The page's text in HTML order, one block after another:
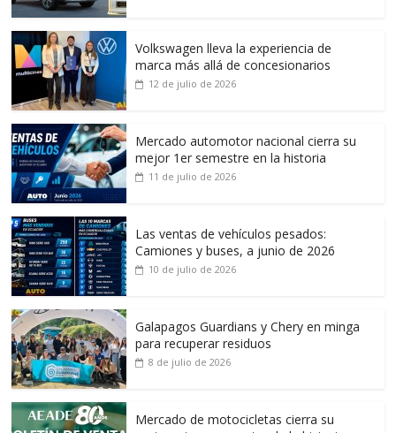
Volkswagen lleva la experiencia de
marca más allá de concesionarios
12 de julio de 2026
Mercado automotor nacional cierra su
mejor 1er semestre en la historia
11 de julio de 2026
Las ventas de vehículos pesados:
Camiones y buses, a junio de 2026
10 de julio de 2026
Galapagos Guardians y Chery en minga
para recuperar residuos
8 de julio de 2026
Mercado de motocicletas cierra su